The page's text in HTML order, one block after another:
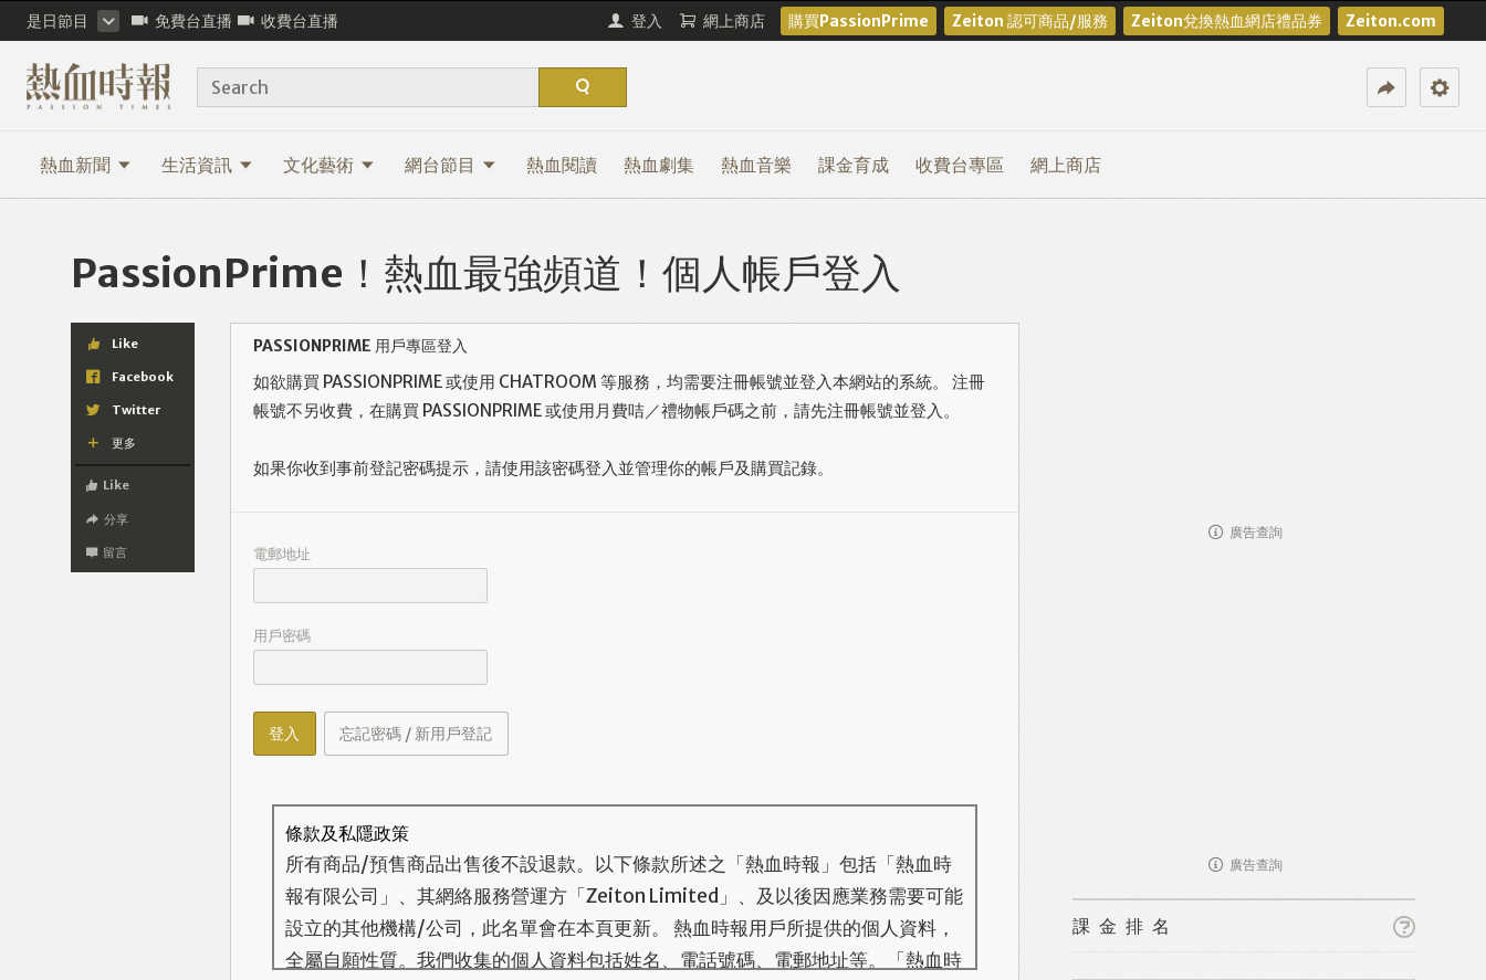
是日節目 免費台直播 收費台直播 登入 網上商店 購買PassionPrime Zeiton 認可商品/服務 Zeiton兌換熱血網店禮品券 Zeiton.com
熱血新聞 生活資訊 文化藝術 網台節目 熱血閱讀 熱血劇集 熱血音樂 課金育成 收費台專區 網上商店
Search
PassionPrime！熱血最強頻道！個人帳戶登入
Like
Facebook
Twitter
更多
Like
分享
留言
PASSIONPRIME 用戶專區登入
如欲購買 PASSIONPRIME 或使用 CHATROOM 等服務，均需要注冊帳號並登入本網站的系統。 注冊
帳號不另收費，在購買 PASSIONPRIME 或使用月費咭／禮物帳戶碼之前，請先注冊帳號並登入。
如果你收到事前登記密碼提示，請使用該密碼登入並管理你的帳戶及購買記錄。
電郵地址
用戶密碼
登入 忘記密碼 / 新用戶登記
條款及私隱政策
所有商品/預售商品出售後不設退款。以下條款所述之「熱血時報」包括「熱血時
報有限公司」、其網絡服務營運方「Zeiton Limited」、及以後因應業務需要可能
設立的其他機構/公司，此名單會在本頁更新。 熱血時報用戶所提供的個人資料，
全屬自願性質。我們收集的個人資料包括姓名、電話號碼、電郵地址等。「熱血時
廣告查詢
廣告查詢
課金排名